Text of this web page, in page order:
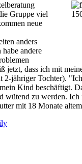
Gruppe viel
neue
anders
andere
jetzt, dass ich mit
2-jähriger Tochter).
Kind beschäftigt.
wütend zu werden. Ich
mit 18 Monate